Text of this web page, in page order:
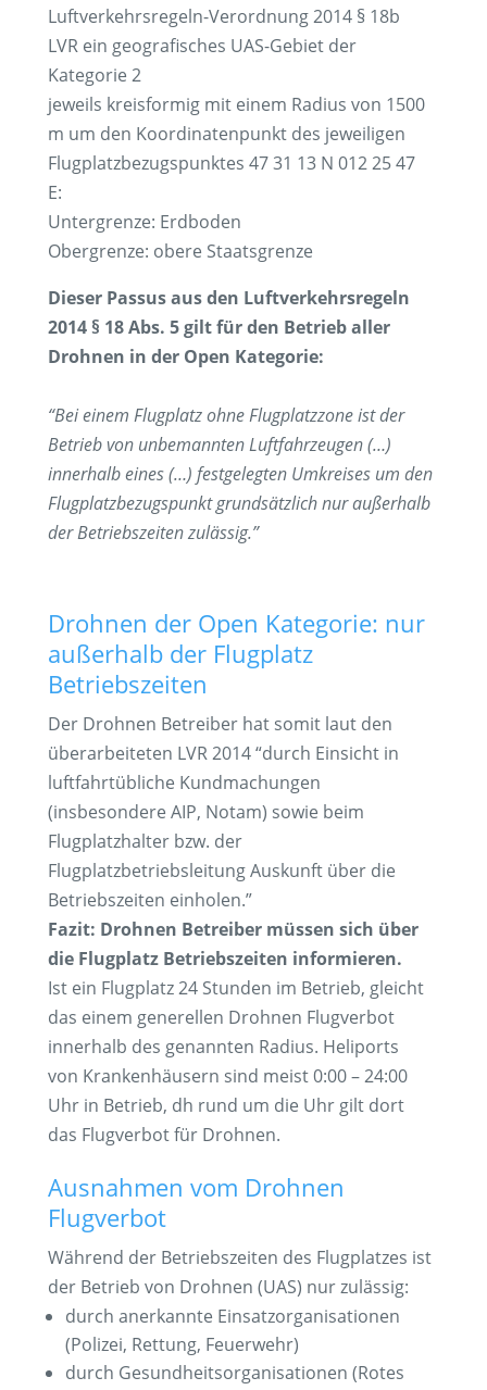
Luftverkehrsregeln-Verordnung 2014 § 18b
LVR ein geografisches UAS-Gebiet der
Kategorie 2
jeweils kreisformig mit einem Radius von 1500
m um den Koordinatenpunkt des jeweiligen
Flugplatzbezugspunktes 47 31 13 N 012 25 47
E:
Untergrenze: Erdboden
Obergrenze: obere Staatsgrenze
Dieser Passus aus den Luftverkehrsregeln
2014 § 18 Abs. 5 gilt für den Betrieb aller
Drohnen in der Open Kategorie:
“Bei einem Flugplatz ohne Flugplatzzone ist der
Betrieb von unbemannten Luftfahrzeugen (…)
innerhalb eines (…) festgelegten Umkreises um den
Flugplatzbezugspunkt grundsätzlich nur außerhalb
der Betriebszeiten zulässig.”
Drohnen der Open Kategorie: nur
außerhalb der Flugplatz
Betriebszeiten
Der Drohnen Betreiber hat somit laut den
überarbeiteten LVR 2014 “durch Einsicht in
luftfahrtübliche Kundmachungen
(insbesondere AIP, Notam) sowie beim
Flugplatzhalter bzw. der
Flugplatzbetriebsleitung Auskunft über die
Betriebszeiten einholen.”
Fazit: Drohnen Betreiber müssen sich über
die Flugplatz Betriebszeiten informieren.
Ist ein Flugplatz 24 Stunden im Betrieb, gleicht
das einem generellen Drohnen Flugverbot
innerhalb des genannten Radius. Heliports
von Krankenhäusern sind meist 0:00 – 24:00
Uhr in Betrieb, dh rund um die Uhr gilt dort
das Flugverbot für Drohnen.
Ausnahmen vom Drohnen
Flugverbot
Während der Betriebszeiten des Flugplatzes ist
der Betrieb von Drohnen (UAS) nur zulässig:
durch anerkannte Einsatzorganisationen
(Polizei, Rettung, Feuerwehr)
durch Gesundheitsorganisationen (Rotes